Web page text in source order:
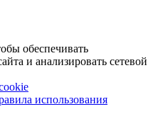
обеспечивать
и анализировать сетевой
использования